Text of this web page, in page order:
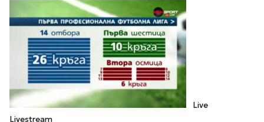
Live
Livestream